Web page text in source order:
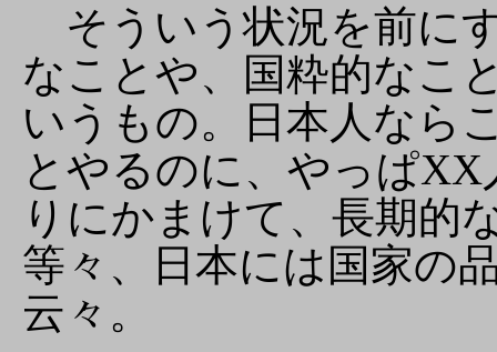
そういう状況を前に
なことや、国粋的なこ
いうもの。日本人なら
とやるのに、やっぱ
りにかまけて、長期的
等々、日本には国家の
云々。